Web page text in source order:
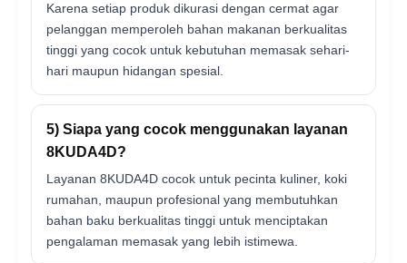
Karena setiap produk dikurasi dengan cermat agar
pelanggan memperoleh bahan makanan berkualitas
tinggi yang cocok untuk kebutuhan memasak sehari-
hari maupun hidangan spesial.
5) Siapa yang cocok menggunakan layanan
8KUDA4D?
Layanan 8KUDA4D cocok untuk pecinta kuliner, koki
rumahan, maupun profesional yang membutuhkan
bahan baku berkualitas tinggi untuk menciptakan
pengalaman memasak yang lebih istimewa.